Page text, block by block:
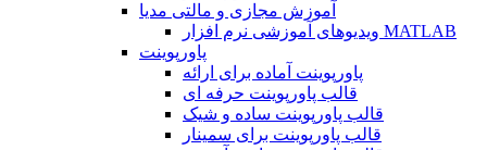
آموزش مجازی و مالتی مدیا
ویدیوهای آموزشی نرم افزار MATLAB
پاورپوینت
پاورپوینت آماده برای ارائه
قالب پاورپوینت حرفه ای
قالب پاورپوینت ساده و شیک
قالب پاورپوینت برای سمینار